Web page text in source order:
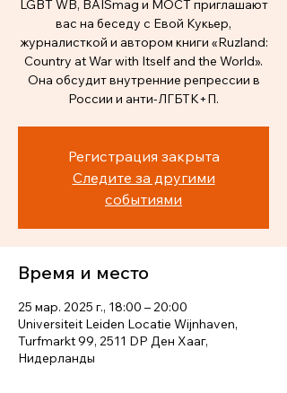
LGBT WB, BAISmag и MOCT приглашают
вас на беседу с Евой Кукьер,
журналисткой и автором книги «Ruzland:
Country at War with Itself and the World».
Она обсудит внутренние репрессии в
России и анти-ЛГБТК+П.
Регистрация закрыта
Следите за другими
событиями
Время и место
25 мар. 2025 г., 18:00 – 20:00
Universiteit Leiden Locatie Wijnhaven,
Turfmarkt 99, 2511 DP Ден Хааг,
Нидерланды